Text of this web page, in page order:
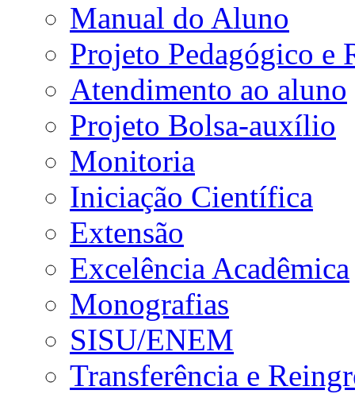
Manual do Aluno
Projeto Pedagógico e
Atendimento ao aluno
Projeto Bolsa-auxílio
Monitoria
Iniciação Científica
Extensão
Excelência Acadêmica
Monografias
SISU/ENEM
Transferência e